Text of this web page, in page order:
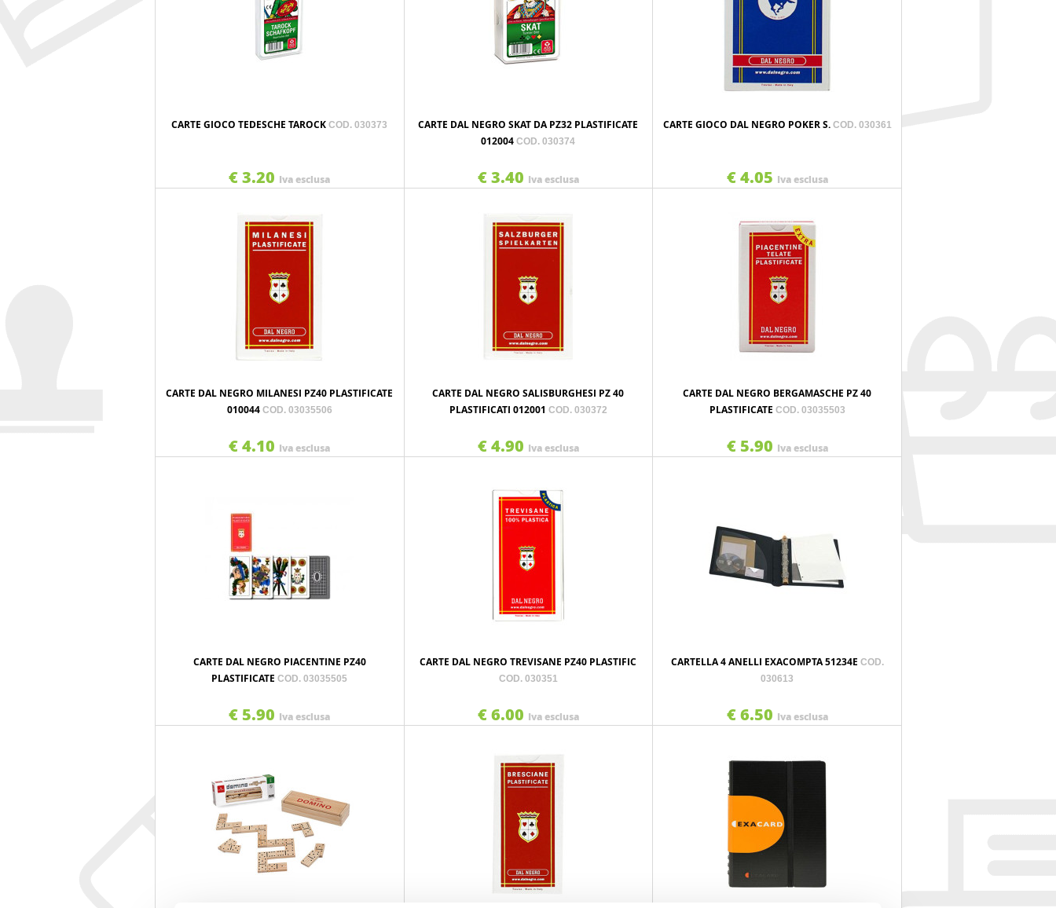
CARTE GIOCO TEDESCHE TAROCKCOD. 030373
€ 3.20 Iva esclusa
CARTE DAL NEGRO SKAT DA PZ32 PLASTIFICATE
012004COD. 030374
€ 3.40 Iva esclusa
CARTE GIOCO DAL NEGRO POKER S. COD. 030361
€ 4.05 Iva esclusa
CARTE DAL NEGRO MILANESI PZ40 PLASTIFICATE
010044 COD. 03035506
€ 4.10 Iva esclusa
CARTE DAL NEGRO SALISBURGHESI PZ 40
PLASTIFICATI 012001 COD. 030372
€ 4.90 Iva esclusa
CARTE DAL NEGRO BERGAMASCHE PZ 40
PLASTIFICATE COD. 03035503
€ 5.90 Iva esclusa
CARTE DAL NEGRO PIACENTINE PZ40
PLASTIFICATECOD. 03035505
€ 5.90 Iva esclusa
CARTE DAL NEGRO TREVISANE PZ40 PLASTIFIC
COD. 030351
€ 6.00 Iva esclusa
CARTELLA 4 ANELLI EXACOMPTA 51234E COD.
030613
€ 6.50 Iva esclusa